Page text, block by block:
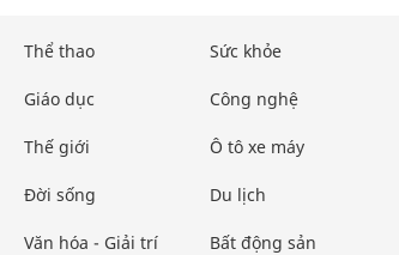
Thể thao
Giáo dục
Thế giới
Đời sống
Văn hóa - Giải trí
Sức khỏe
Công nghệ
Ô tô xe máy
Du lịch
Bất động sản